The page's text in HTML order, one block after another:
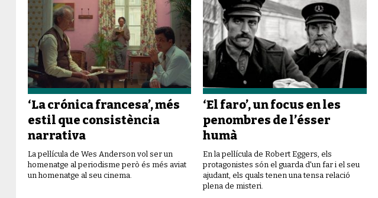
‘La crónica francesa’, més
estil que consistència
narrativa
La pel·lícula de Wes Anderson vol ser un
homenatge al periodisme però és més aviat
un homenatge al seu cinema.
‘El faro’, un focus en les
penombres de l’ésser
humà
En la pel·lícula de Robert Eggers, els
protagonistes són el guarda d'un far i el seu
ajudant, els quals tenen una tensa relació
plena de misteri.